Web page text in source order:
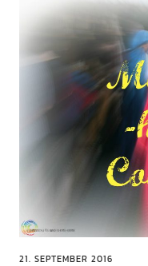
21. SEPTEMBER 2016